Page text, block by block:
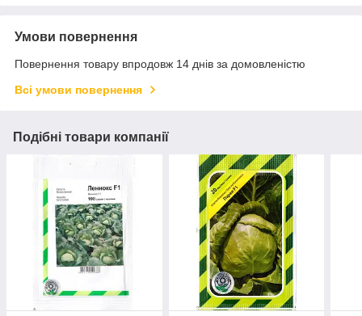
Умови повернення
Повернення товару впродовж 14 днів за домовленістю
Всі умови повернення
Подібні товари компанії